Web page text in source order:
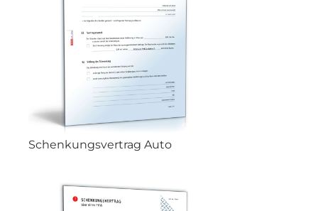
Schenkungsvertrag Auto